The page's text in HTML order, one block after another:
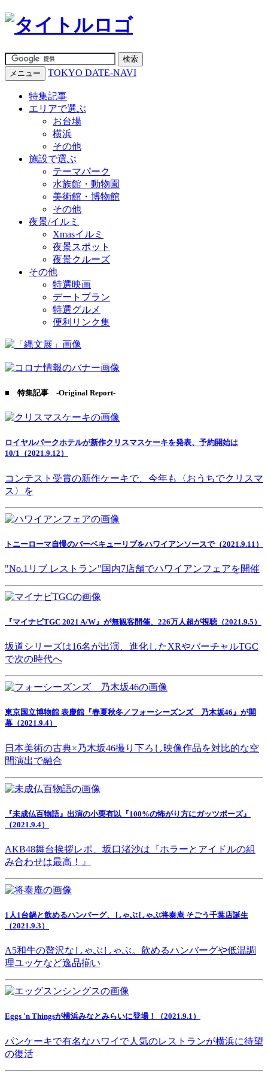
メニュー TOKYO DATE-NAVI
特集記事
エリアで選ぶ
お台場
横浜
その他
施設で選ぶ
テーマパーク
水族館・動物園
美術館・博物館
その他
夜景/イルミ
Xmasイルミ
夜景スポット
夜景クルーズ
その他
特選映画
デートプラン
特選グルメ
便利リンク集
■ 特集記事 -Original Report-
ロイヤルパークホテルが新作クリスマスケーキを発表、予約開始は
10/1（2021.9.12）
コンテスト受賞の新作ケーキで、今年も〈おうちでクリスマ
ス〉を
トニーローマ自慢のバーベキューリブをハワイアンソースで（2021.9.11）
"No.1リブ レストラン"国内7店舗でハワイアンフェアを開催
『マイナビTGC 2021 A/W』が無観客開催、226万人超が視聴（2021.9.5）
坂道シリーズは16名が出演、進化したXRやバーチャルTGC
で次の時代へ
東京国立博物館 表慶館『春夏秋冬／フォーシーズンズ 乃木坂46』が開
幕（2021.9.4）
日本美術の古典×乃木坂46撮り下ろし映像作品を対比的な空
間演出で融合
『未成仏百物語』出演の小栗有以『100%の怖がり方にガッツポーズ』
（2021.9.4）
AKB48舞台挨拶レポ、坂口渚沙は『ホラーとアイドルの組
み合わせは最高！』
1人1台鍋と飲めるハンバーグ、しゃぶしゃぶ将泰庵 そごう千葉店誕生
（2021.9.3）
A5和牛の贅沢なしゃぶしゃぶ。飲めるハンバーグや低温調
理ユッケなど逸品揃い
Eggs 'n Thingsが横浜みなとみらいに登場！（2021.9.1）
パンケーキで有名なハワイで人気のレストランが横浜に待望
の復活